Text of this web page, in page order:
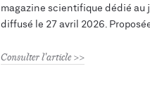
magazine scientifique dédié au
diffusé le 27 avril 2026.
Consulter l'article